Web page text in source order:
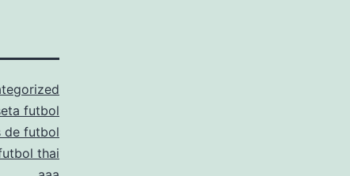
futbol
de futbol
thai